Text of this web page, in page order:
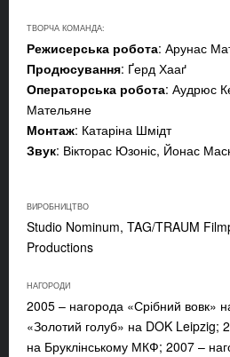
ТВОРЧА КОМАНДА:
Режисерська робота: Арунас
Продюсування: Ґерд Хааґ
Операторська робота: Аудрюс
Мательяне
Монтаж: Катаріна Шмідт
Звук: Вікторас Юзоніс, Йонас
ВИРОБНИЦТВО
Studio Nominum, TAG/TRAUM
Productions
НАГОРОДИ
2005 – нагорода «Срібний вовк»
«Золотий голуб» на DOK Leipzig;
на Бруклінському МКФ; 2007 –